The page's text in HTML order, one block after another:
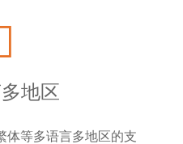
地区
体等多语言多地区的支